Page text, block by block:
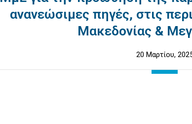
ανανεώσιμες πηγές, στις
Μακεδονίας &
20 Μαρτίου,